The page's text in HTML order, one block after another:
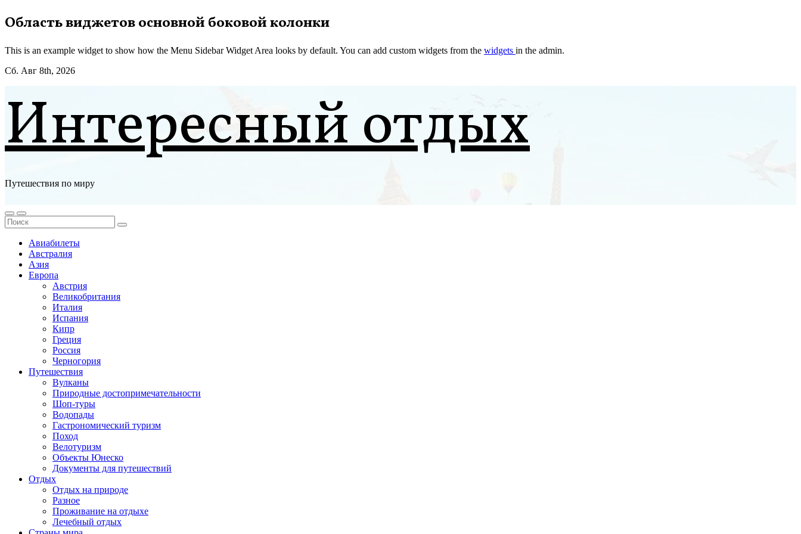
Перейти
к
Область виджетов основной боковой колонки
This is an example widget to show how the Menu Sidebar Widget Area looks by default. You can add custom widgets from the widgets in the admin.
Сб. Авг 8th, 2026
Интересный отдых
Путешествия по миру
Авиабилеты
Австралия
Азия
Европа
Австрия
Великобритания
Италия
Испания
Кипр
Греция
Россия
Черногория
Путешествия
Вулканы
Природные достопримечательности
Шоп-туры
Водопады
Гастрономический туризм
Поход
Велотуризм
Объекты Юнеско
Документы для путешествий
Отдых
Отдых на природе
Разное
Проживание на отдыхе
Лечебный отдых